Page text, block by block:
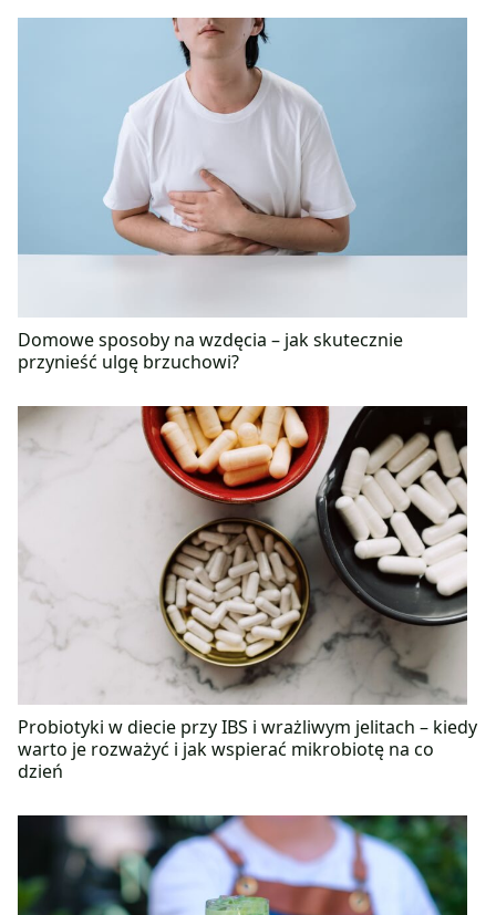
Domowe sposoby na wzdęcia – jak skutecznie
przynieść ulgę brzuchowi?
Probiotyki w diecie przy IBS i wrażliwym jelitach – kiedy
warto je rozważyć i jak wspierać mikrobiotę na co
dzień